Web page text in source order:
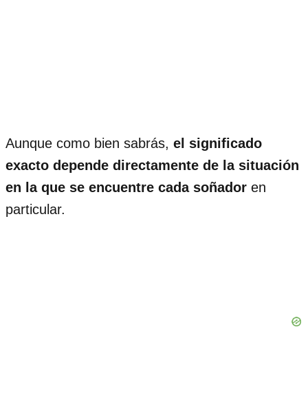
Aunque como bien sabrás, el significado
exacto depende directamente de la situación
en la que se encuentre cada soñador en
particular.